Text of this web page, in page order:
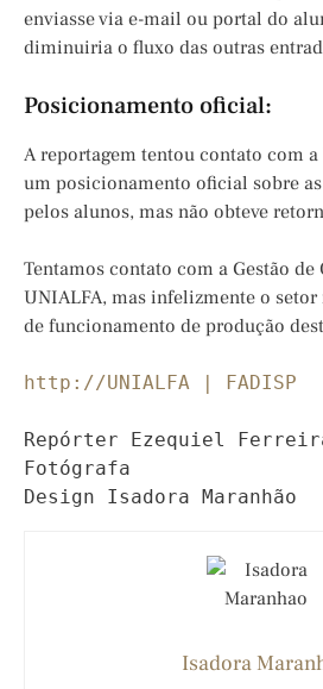
enviasse via e-mail ou portal do
diminuiria o fluxo das outras
Posicionamento oficial:
A reportagem tentou contato com
um posicionamento oficial sobre
pelos alunos, mas não obteve
Tentamos contato com a Gestão de
UNIALFA, mas infelizmente o
de funcionamento de produção
http://UNIALFA | FADISP
Repórter Ezequiel
Fotógrafa
Design Isadora Maranhão
Isadora